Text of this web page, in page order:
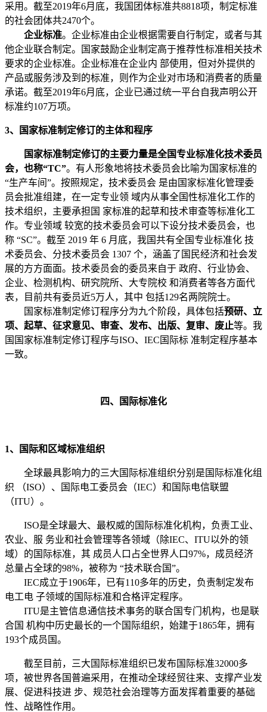
采用。截至2019年6月底，我国团体标准共8818项，制定标准
的社会团体共2470个。
企业标准。企业标准由企业根据需要自行制定，或者与其
他企业联合制定。国家鼓励企业制定高于推荐性标准相关技术
要求的企业标准。企业标准在企业内 部使用，但对外提供的
产品或服务涉及到的标准，则作为企业对市场和消费者的质量
承诺。截至2019年6月底，企业已通过统一平台自我声明公开
标准约107万项。
3、国家标准制定修订的主体和程序
国家标准制定修订的主要力量是全国专业标准化技术委员
会，也称“TC”。有人形象地将技术委员会比喻为国家标准的
“生产车间”。按照规定，技术委员会 是由国家标准化管理委
员会批准组建，在一定专业领 域内从事全国性标准化工作的
技术组织，主要承担国 家标准的起草和技术审查等标准化工
作。专业领域 较宽的技术委员会可以下设分技术委员会，也
称 “SC”。截至 2019 年 6 月底，我国共有全国专业标准化 技
术委员会、分技术委员会 1307 个，涵盖了国民经济和社会发
展的方方面面。技术委员会的委员来自于 政府、行业协会、
企业、检测机构、研究院所、大专院校 和消费者等各方面代
表，目前共有委员近5万人，其中 包括129名两院院士。
国家标准制定修订程序分为九个阶段，具体包括预研、立
项、起草、征求意见、审查、发布、出版、复审、废止等。我
国国家标准制定修订程序与ISO、IEC国际标 准制定程序基本
一致。
四、国际标准化
1、国际和区域标准组织
全球最具影响力的三大国际标准组织分别是国际标准化组
织 （ISO）、国际电工委员会（IEC）和国际电信联盟
（ITU）。
ISO是全球最大、最权威的国际标准化机构，负责工业、
农业、服 务业和社会管理等各领域（除IEC、ITU以外的领
域）的国际标准，其 成员人口占全世界人口97%，成员经济
总量占全球的98%，被称为 “技术联合国”。
IEC成立于1906年，已有110多年的历史，负责制定发布
电工电 子领域的国际标准和合格评定程序。
ITU是主管信息通信技术事务的联合国专门机构，也是联
合国 机构中历史最长的一个国际组织，始建于1865年，拥有
193个成员国。
截至目前，三大国际标准组织已发布国际标准32000多
项，被世界各国普遍采用，在推动全球经贸往来、支撑产业发
展、促进科技进 步、规范社会治理等方面发挥着重要的基础
性、战略性作用。